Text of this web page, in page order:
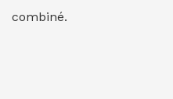
combiné.